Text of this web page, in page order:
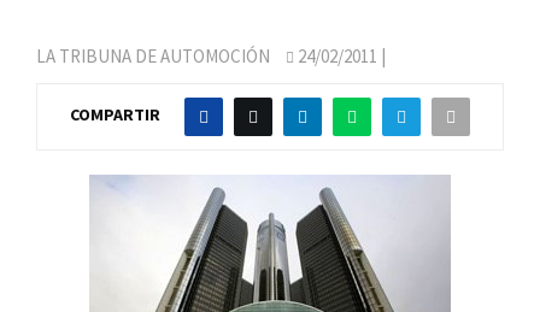
LA TRIBUNA DE AUTOMOCIÓN 24/02/2011 |
COMPARTIR